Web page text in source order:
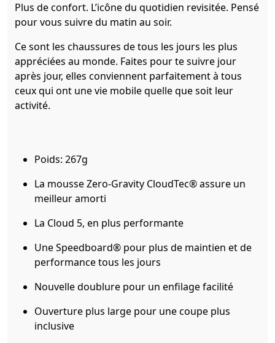
Plus de confort. L’icône du quotidien revisitée. Pensé
pour vous suivre du matin au soir.
Ce sont les chaussures de tous les jours les plus
appréciées au monde. Faites pour te suivre jour
après jour, elles conviennent parfaitement à tous
ceux qui ont une vie mobile quelle que soit leur
activité.
Poids: 267g
La mousse Zero-Gravity CloudTec® assure un
meilleur amorti
La Cloud 5, en plus performante
Une Speedboard® pour plus de maintien et de
performance tous les jours
Nouvelle doublure pour un enfilage facilité
Ouverture plus large pour une coupe plus
inclusive